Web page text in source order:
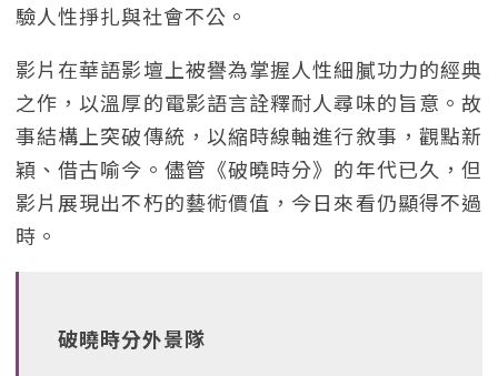
驗人性掙扎與社會不公。
影片在華語影壇上被譽為掌握人性細膩功力的經典
之作，以溫厚的電影語言詮釋耐人尋味的旨意。故
事結構上突破傳統，以縮時線軸進行敘事，觀點新
穎、借古喻今。儘管《破曉時分》的年代已久，但
影片展現出不朽的藝術價值，今日來看仍顯得不過
時。
破曉時分外景隊